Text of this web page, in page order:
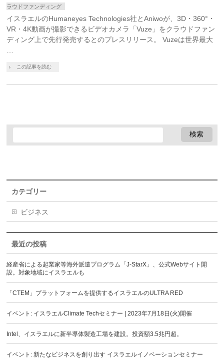
ラウドファンディング
イスラエルのHumaneyes Technologies社とAniwoが、3D・360°・
VR・4K動画が撮影できるビデオカメラ「Vuze」をクラウドファン
ディング上で先行発売するとのプレスリリース。 Vuzeは世界最大
この記事を読む
カテゴリー
ビジネス
最近の投稿
経産省による起業家等海外派遣プログラム「J-StarX」、公式Webサイト開
設。対象地域にイスラエルも
「CTEM」プラットフォームを提供するイスラエルのULTRA RED
イベント: イスラエルClimate Techセミナー | 2023年7月18日(火)開催
Intel、イスラエルに新半導体製造工場を建設。投資額3.5兆円超。
イベント: 新たなビジネスを創り出す イスラエルイノベーションセミナー